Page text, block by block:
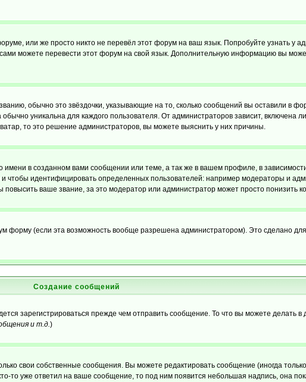
или же просто никто не перевёл этот форум на ваш язык. Попробуйте узнать у
можете перевести этот форум на свой язык. Дополнительную информацию вы
обычно это звёздочки, указывающие на то, сколько сообщений вы оставили в
уникальна для каждого пользователя. От администраторов зависит, включена
то это решение администраторов, вы можете выяснить у них причины.
в созданном вами сообщении или теме, а так же в вашем профиле, в
чтобы идентифицировать определенных пользователей: например модераторы и
ваше звание, за это модератор или администратор может просто понизить
форму (если эта возможность вообще разрешена администратором). Это сделано
Создание сообщений
зарегистрироваться прежде чем отправить сообщение. То что вы можете делать
и т.д.)
свои собственные сообщения. Вы можете редактировать сообщение (иногда
то уже ответил на ваше сообщение, то под ним появится небольшая надпись, она